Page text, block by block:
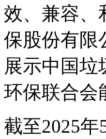
效、兼容、
保股份有限
展示中国垃
环保联合会
截至2025